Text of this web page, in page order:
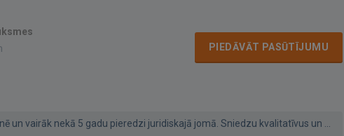
PIEDĀVĀT PASŪTĪJUMU
un vairāk nekā 5 gadu pieredzi juridiskajā jomā. Sniedzu kvalitatīvus un ...